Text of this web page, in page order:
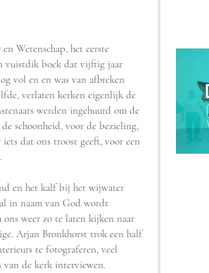
Wetenschap, het eerste
vuistdik boek dat vijftig jaar
vol en en was van afbreken
verlaten kerken eigenlijk de
werden ingehuurd om de
schoonheid, voor de bezieling,
dat ons troost geeft, voor een
en het kalf bij het wijwater
in naam van God wordt
weer zo te laten kijken naar
Arjan Bronkhorst trok een half
te fotograferen, veel
van de kerk interviewen.